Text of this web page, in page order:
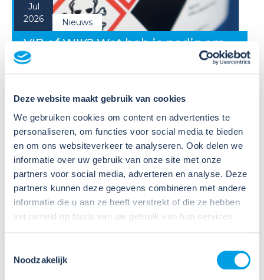
Deze website maakt gebruik van cookies
We gebruiken cookies om content en advertenties te
personaliseren, om functies voor social media te bieden
en om ons websiteverkeer te analyseren. Ook delen we
informatie over uw gebruik van onze site met onze
partners voor social media, adverteren en analyse. Deze
partners kunnen deze gegevens combineren met andere
informatie die u aan ze heeft verstrekt of die ze hebben
verzameld op basis van uw gebruik van hun services.
Noodzakelijk
Jul
2026
Nieuws
VIB of WIK? Wat heb je nodig om
veilig te werken met gevaarlijke
stoffen?
Veel organisaties hebben
Veiligheidsinformatiebladen (VIB's) of mini-VIB's
beschikbaar voor de gevaarlijke stoffen waarmee zij
werken. Dat is een belangrijke eerste stap, maar
daarmee voldoe je nog niet aan de verplichtingen
u...
Lees verder